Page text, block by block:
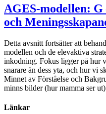
AGES-modellen:
och
Detta avsnitt fortsätter att
modellen och de elevaktiva
inkodning. Fokus ligger på hur
snarare än dess yta, och hur vi
Minnet av Förståelse och
minns bilder (hur mamma ser
Länkar